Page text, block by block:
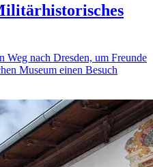
Weg nach Dresden, um Freunde
Museum einen Besuch